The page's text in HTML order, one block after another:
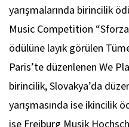
yarışmalarında birincilik
Music Competition
ödülüne layık görülen
Paris’te düzenlenen We
birincilik, Slovakya’da
yarışmasında ise ikincilik